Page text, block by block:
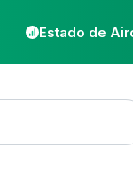
Estado de